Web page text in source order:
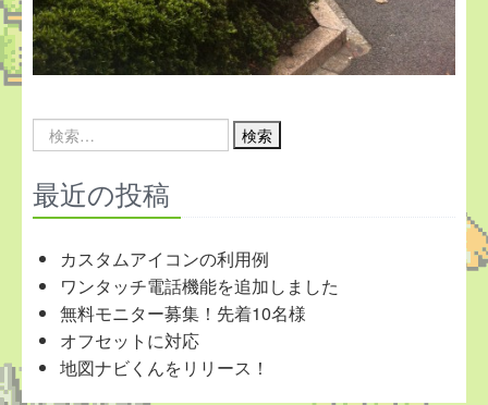
Search
for:
最近の投稿
カスタムアイコンの利用例
ワンタッチ電話機能を追加しました
無料モニター募集！先着10名様
オフセットに対応
地図ナビくんをリリース！